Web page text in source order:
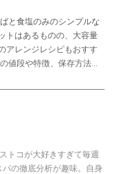
と食塩のみのシンプルな
トはあるものの、大容量
アレンジレシピもおすす
値段や特徴、保存方法を
トコが大好きすぎて毎週
の徹底分析が趣味。自身